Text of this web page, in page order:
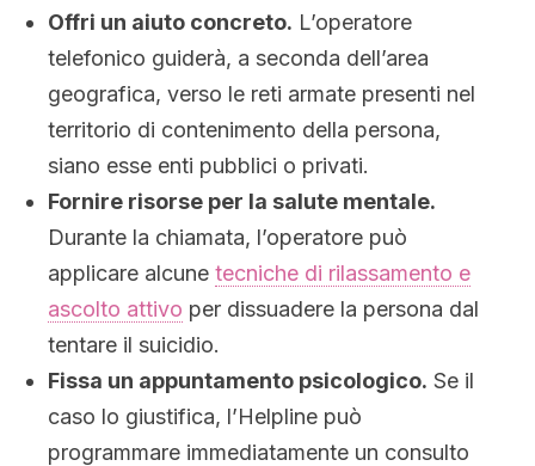
Offri un aiuto concreto. L’operatore
telefonico guiderà, a seconda dell’area
geografica, verso le reti armate presenti nel
territorio di contenimento della persona,
siano esse enti pubblici o privati.
Fornire risorse per la salute mentale.
Durante la chiamata, l’operatore può
applicare alcune tecniche di rilassamento e
ascolto attivo per dissuadere la persona dal
tentare il suicidio.
Fissa un appuntamento psicologico. Se il
caso lo giustifica, l’Helpline può
programmare immediatamente un consulto